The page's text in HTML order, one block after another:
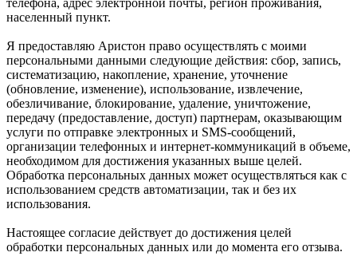
телефона, адрес электронной почты, регион проживания,
населенный пункт.
Я предоставляю Аристон право осуществлять с моими
персональными данными следующие действия: сбор, запись,
систематизацию, накопление, хранение, уточнение
(обновление, изменение), использование, извлечение,
обезличивание, блокирование, удаление, уничтожение,
передачу (предоставление, доступ) партнерам, оказывающим
услуги по отправке электронных и SMS‑сообщений,
организации телефонных и интернет‑коммуникаций в объеме,
необходимом для достижения указанных выше целей.
Обработка персональных данных может осуществляться как с
использованием средств автоматизации, так и без их
использования.
Настоящее согласие действует до достижения целей
обработки персональных данных или до момента его отзыва.